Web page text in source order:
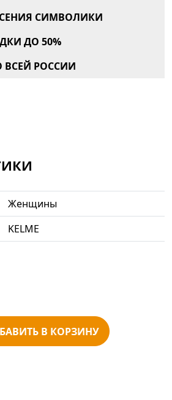
СИМВОЛИКИ
ДО 50%
ВСЕЙ РОССИИ
Женщины
KELME
В КОРЗИНУ